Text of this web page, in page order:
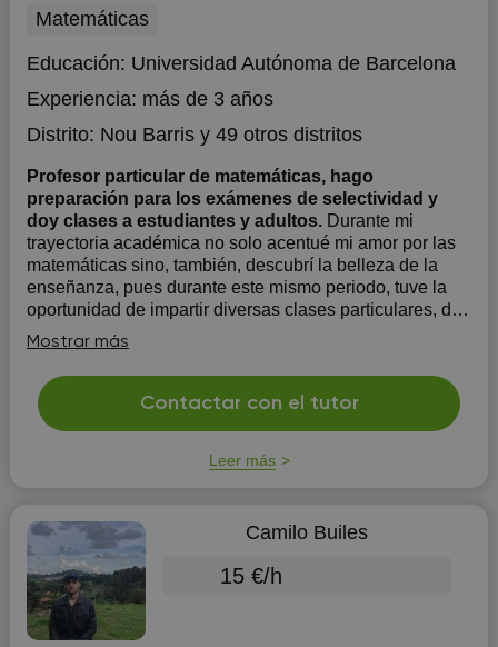
Matemáticas
Educación: Universidad Autónoma de Barcelona
Experiencia: más de 3 años
Distrito: Nou Barrisy 49 otros distritos
Profesor particular de matemáticas, hago
preparación para los exámenes de selectividad y
doy clases a estudiantes y adultos. Durante mi
trayectoria académica no solo acentué mi amor por las
matemáticas sino, también, descubrí la belleza de la
enseñanza, pues durante este mismo periodo, tuve la
oportunidad de impartir diversas clases particulares, de
las cuales, todos mis alumnos resultaron muy
satisfechos, pues pudieron a...
Mostrar más
Contactar con el tutor
Leer más
Camilo Builes
15 €/h